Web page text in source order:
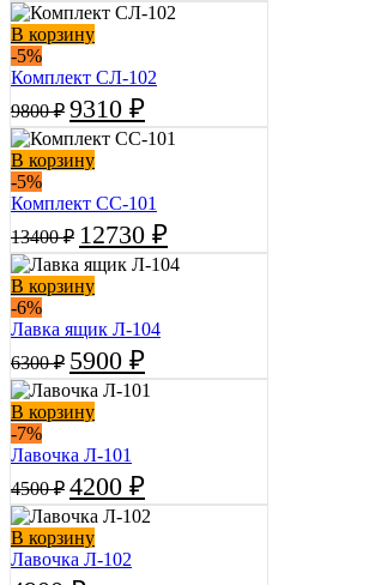
В корзину
-5%
Комплект СЛ-102
9800₽ 9310 ₽
В корзину
-5%
Комплект СС-101
13400₽ 12730 ₽
В корзину
-6%
Лавка ящик Л-104
6300₽ 5900 ₽
В корзину
-7%
Лавочка Л-101
4500₽ 4200 ₽
В корзину
Лавочка Л-102